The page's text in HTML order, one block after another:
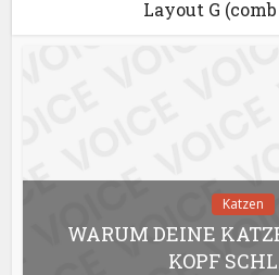
Layout G
Katzen
WARUM DEINE
KOPF